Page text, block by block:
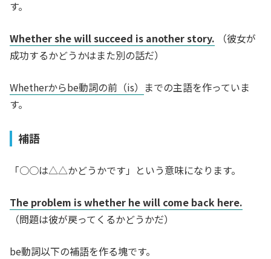
す。
Whether she will succeed is another story. （彼女が
成功するかどうかはまた別の話だ）
Whetherからbe動詞の前（is） までの主語を作っていま
す。
補語
「○○は△△かどうかです」という意味になります。
The problem is whether he will come back here.
（問題は彼が戻ってくるかどうかだ）
be動詞以下の補語を作る塊です。